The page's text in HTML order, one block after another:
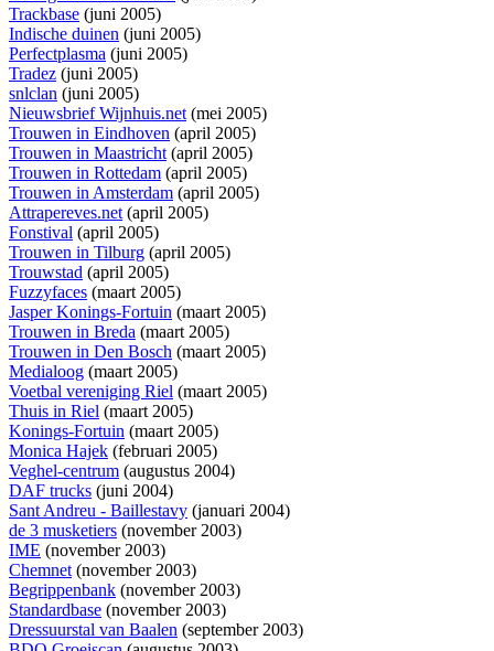
Trackbase (juni 2005)
Indische duinen (juni 2005)
Perfectplasma (juni 2005)
Tradez (juni 2005)
snlclan (juni 2005)
Nieuwsbrief Wijnhuis.net(mei 2005)
Trouwen in Eindhoven (april 2005)
Trouwen in Maastricht(april 2005)
Trouwen in Rottedam (april 2005)
Trouwen in Amsterdam (april 2005)
Attrapereves.net(april 2005)
Fonstival (april 2005)
Trouwen in Tilburg (april 2005)
Trouwstad (april 2005)
Fuzzyfaces (maart 2005)
Jasper Konings-Fortuin (maart 2005)
Trouwen in Breda (maart 2005)
Trouwen in Den Bosch (maart 2005)
Medialoog (maart 2005)
Voetbal vereniging Riel (maart 2005)
Thuis in Riel (maart 2005)
Konings-Fortuin (maart 2005)
Monica Hajek (februari 2005)
Veghel-centrum (augustus 2004)
DAF trucks (juni 2004)
Sant Andreu - Baillestavy (januari 2004)
de 3 musketiers (november 2003)
IME (november 2003)
Chemnet(november 2003)
Begrippenbank (november 2003)
Standardbase (november 2003)
Dressuurstal van Baalen (september 2003)